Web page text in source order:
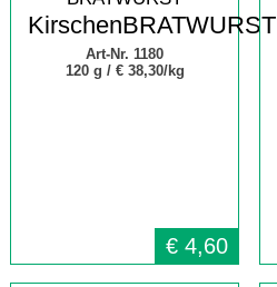
KirschenBRATWURST
Art-Nr. 1180
120 g / € 38,30/kg
€ 4,60